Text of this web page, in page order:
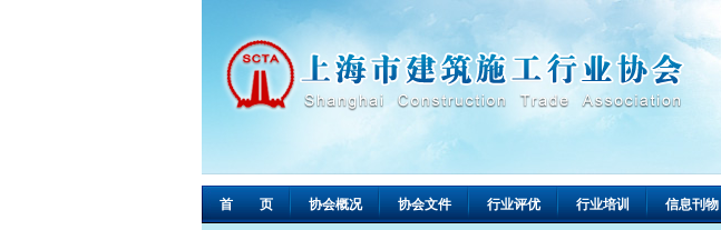
首 页 协会概况 协会文件 行业评优 行业培训 信息刊物